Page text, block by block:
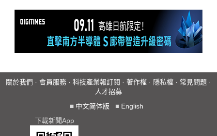
關於我們 · 會員服務 · 科技產業報訂閱 · 著作權 · 隱私權 · 常見問題 ·
人才招募
■ 中文简体版 ■ English
下載新聞App